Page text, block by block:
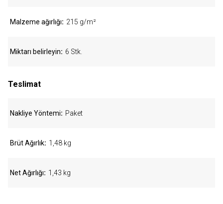
Malzeme ağırlığı 215 g/m²
Miktarı belirleyin 6 Stk.
Teslimat
Nakliye Yöntemi Paket
Brüt Ağırlık 1,48 kg
Net Ağırlığı 1,43 kg